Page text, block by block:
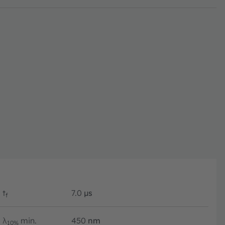
tf 7.0 µs
λ10% min. 450 nm